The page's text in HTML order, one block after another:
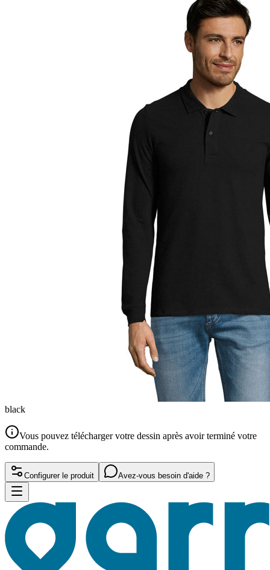
black
Vous pouvez télécharger votre dessin après avoir terminé votre
commande.
Configurer le produit Avez-vous besoin d'aide ?